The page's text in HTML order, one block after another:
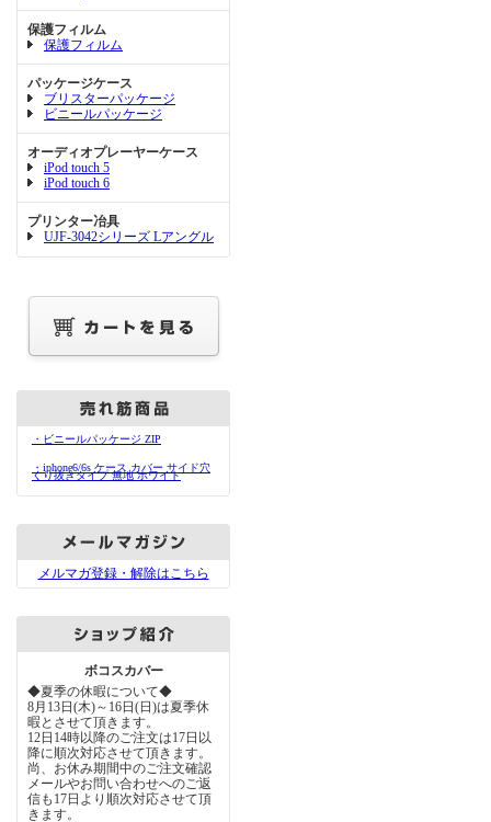
保護フィルム
保護フィルム
パッケージケース
ブリスターパッケージ
ビニールパッケージ
オーディオプレーヤーケース
iPod touch 5
iPod touch 6
プリンター冶具
UJF-3042シリーズ Lアングル
・ビニールパッケージ ZIP
・iphone6/6s ケース カバー サイド穴
くり抜きタイプ 無地 ホワイト
メルマガ登録・解除はこちら
ボコスカバー
◆夏季の休暇について◆
8月13日(木)～16日(日)は夏季休
暇とさせて頂きます。
12日14時以降のご注文は17日以
降に順次対応させて頂きます。
尚、お休み期間中のご注文確認
メールやお問い合わせへのご返
信も17日より順次対応させて頂
きます。